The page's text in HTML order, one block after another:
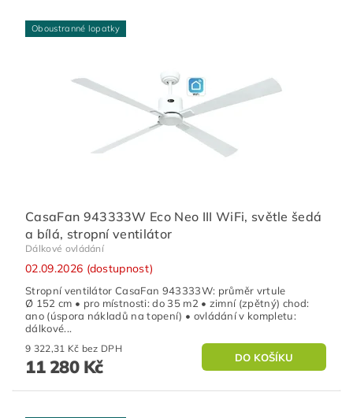
Oboustranné lopatky
CasaFan 943333W Eco Neo III WiFi, světle šedá
a bílá, stropní ventilátor
Dálkové ovládání
02.09.2026 (dostupnost)
Stropní ventilátor CasaFan 943333W: průměr vrtule
Ø 152 cm • pro místnosti: do 35 m2 • zimní (zpětný) chod:
ano (úspora nákladů na topení) • ovládání v kompletu:
dálkové...
9 322,31 Kč bez DPH
11 280 Kč